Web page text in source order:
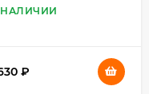
НАЛИЧИИ
₽